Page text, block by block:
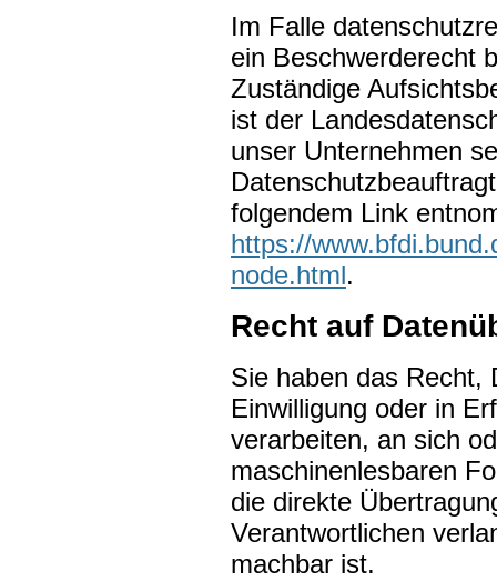
Im Falle
ein Beschwerderecht
Zuständige
ist der
unser Unternehmen
folgendem Link
https://
node.html.
Recht auf
Sie haben das Recht,
Einwilligung oder in
verarbeiten, an sich
maschinenlesbaren
die direkte
Verantwortlichen
machbar ist.